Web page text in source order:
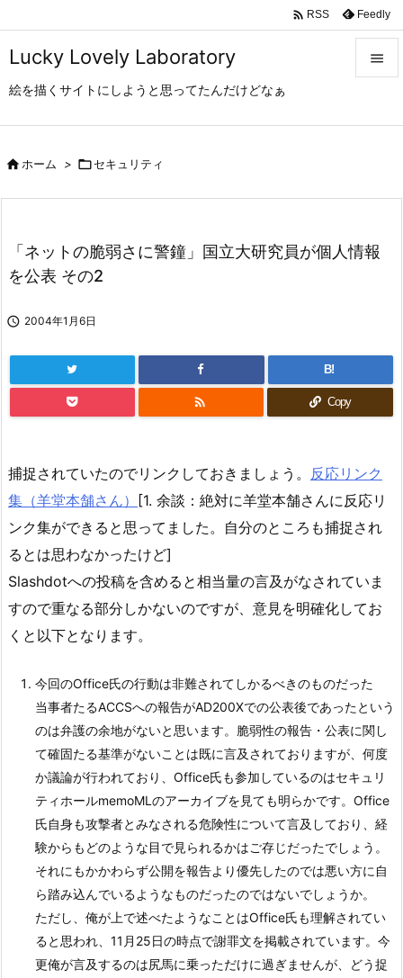
Lucky Lovely Laboratory
絵を描くサイトにしようと思ってたんだけどなぁ

次へ
 RSS Feedly
ホーム > セキュリティ
「ネットの脆弱さに警鐘」国立大研究員が個人情報
を公表 その2
 2004年1月6日
B!
 Copy
捕捉されていたのでリンクしておきましょう。 反応リンク
集（羊堂本舗さん）
[1. 余談：絶対に羊堂本舗さんに反応リ
ンク集ができると思ってました。自分のところも捕捉され
るとは思わなかったけど]
Slashdotへの投稿を含めると相当量の言及がなされていま
すので重なる部分しかないのですが、意見を明確化してお
くと以下となります。
今回のOffice氏の行動は非難されてしかるべきのものだった
当事者たるACCSへの報告がAD200Xでの公表後であったという
のは弁護の余地がないと思います。脆弱性の報告・公表に関し
て確固たる基準がないことは既に言及されておりますが、何度
か議論が行われており、Office氏も参加しているのはセキュリ
ティホールmemoMLのアーカイブを見ても明らかです。Office
氏自身も攻撃者とみなされる危険性について言及しており、経
験からもどのような目で見られるかはご存じだったでしょう。
それにもかかわらず公開を報告より優先したのでは悪い方に自
ら踏み込んでいるようなものだったのではないでしょうか。
ただし、俺が上で述べたようなことはOffice氏も理解されてい
ると思われ、11月25日の時点で謝罪文を掲載されています。今
更俺が言及するのは尻馬に乗っただけに過ぎませんが、どう捉